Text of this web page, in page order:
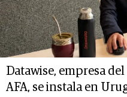
Datawise, empresa
AFA, se instala en